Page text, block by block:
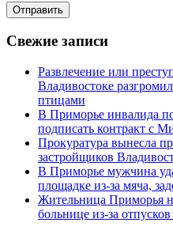
Свежие записи
Развлечение или
Владивостоке
птицами
В Приморье инвалида
подписать контракт с
Прокуратура вынесла
застройщиков
В Приморье мужчина
площадке из-за мяча,
Жительница Приморья
больнице из-за отпусков